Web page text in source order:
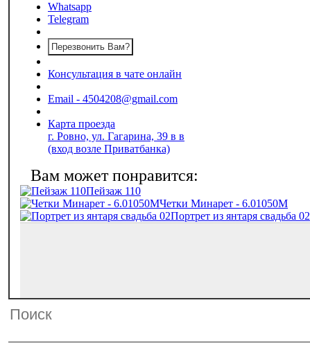
Whatsapp
Telegram
Перезвонить Вам?
Консультация в чате онлайн
Email - 4504208@gmail.com
Карта проезда
г. Ровно, ул. Гагарина, 39 в в
(вход возле Приватбанка)
Пейзаж 110
Четки Минарет - 6.01050М
Портрет из янтаря свадьба 02